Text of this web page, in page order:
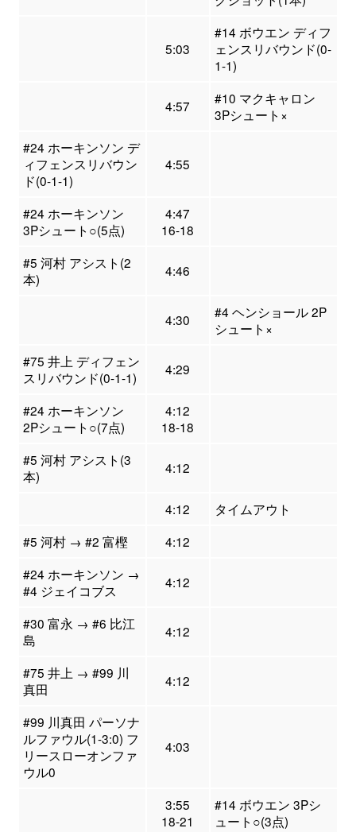
5:03
#14 ボウエン ディフ
ェンスリバウンド(0-
1-1)
4:57
#10 マクキャロン
3Pシュート×
#24 ホーキンソン デ
ィフェンスリバウン
ド(0-1-1)
4:55
#24 ホーキンソン
3Pシュート○(5点)
4:47
16-18
#5 河村 アシスト(2
本)
4:46
4:30
#4 ヘンショール 2P
シュート×
#75 井上 ディフェン
スリバウンド(0-1-1)
4:29
#24 ホーキンソン
2Pシュート○(7点)
4:12
18-18
#5 河村 アシスト(3
本)
4:12
4:12
タイムアウト
#5 河村 → #2 富樫
4:12
#24 ホーキンソン →
#4 ジェイコブス
4:12
#30 富永 → #6 比江
島
4:12
#75 井上 → #99 川
真田
4:12
#99 川真田 パーソナ
ルファウル(1-3:0) フ
リースローオンファ
ウル0
4:03
3:55
18-21
#14 ボウエン 3Pシ
ュート○(3点)